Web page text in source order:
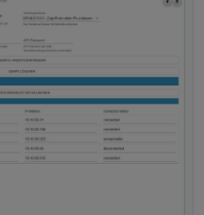
direct links to /dev/tty*
the links
id'
***